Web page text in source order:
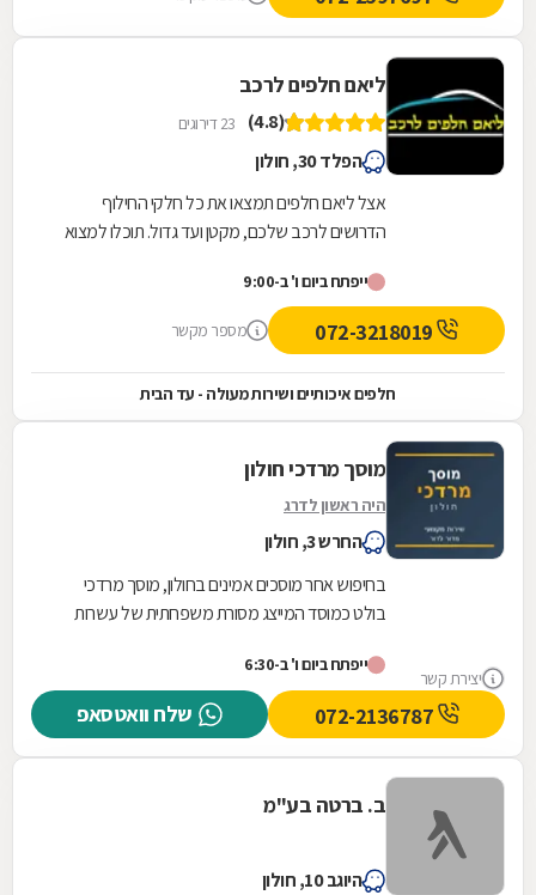
ליאם חלפים לרכב
(4.8) 23 דירוגים
הפלד 30, חולון
אצל ליאם חלפים תמצאו את כל חלקי החילוף
הדרושים לרכב שלכם, מקטן ועד גדול. תוכלו למצוא
כבלים...
ייפתח ביום ו' ב-9:00
מספר מקשר
חלפים איכותיים ושירות מעולה - עד הבית
יצירת קשר
מוסך מרדכי חולון
היה ראשון לדרג
החרש 3, חולון
בחיפוש אחר מוסכים אמינים בחולון, מוסך מרדכי
בולט כמוסד המייצג מסורת משפחתית של עשרות
והמקצועיות...
ייפתח ביום ו' ב-6:30
שלח וואטסאפ
ב. ברטה בע"מ
היוגב 10, חולון